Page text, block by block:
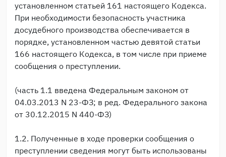
установленном статьей 161 настоящего Кодекса.
При необходимости безопасность участника
досудебного производства обеспечивается в
порядке, установленном частью девятой статьи
166 настоящего Кодекса, в том числе при приеме
сообщения о преступлении.
(часть 1.1 введена Федеральным законом от
04.03.2013 N 23-ФЗ; в ред. Федерального закона
от 30.12.2015 N 440-ФЗ)
1.2. Полученные в ходе проверки сообщения о
преступлении сведения могут быть использованы